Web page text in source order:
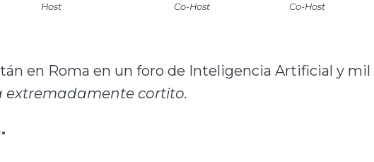
Host Co-Host Co-Host
en Roma en un foro de Inteligencia Artificial y mil
extremadamente cortito.